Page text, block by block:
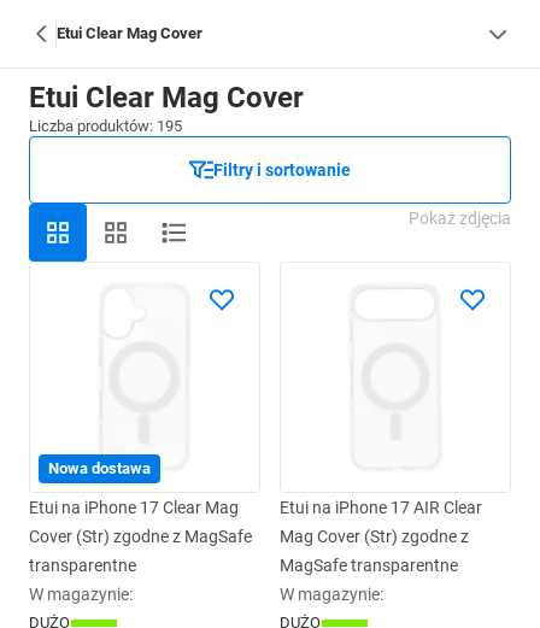
Etui Clear Mag Cover
Etui Clear Mag Cover
Liczba produktów: 195
Filtry i sortowanie
Pokaż zdjęcia
Nowa dostawa
Etui na iPhone 17 Clear Mag
Cover (Str) zgodne z MagSafe
transparentne
W magazynie:
DUŻO
Etui na iPhone 17 AIR Clear
Mag Cover (Str) zgodne z
MagSafe transparentne
W magazynie:
DUŻO